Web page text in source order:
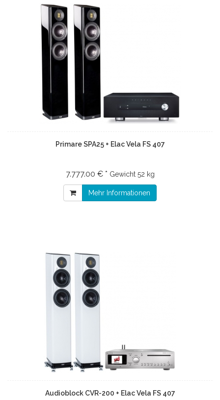
Primare SPA25 + Elac Vela FS 407
7.777.00 € * Gewicht 52 kg
Mehr Informationen
Audioblock CVR-200 + Elac Vela FS 407